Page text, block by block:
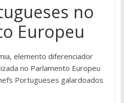
no
Europeu
elemento diferenciador
no Parlamento Europeu
Portugueses galardoados